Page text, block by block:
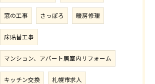
窓の工事 さっぽろ 暖房修理
床貼替工事
マンション、アパート居室内リフォーム
キッチン交換 札幌市求人